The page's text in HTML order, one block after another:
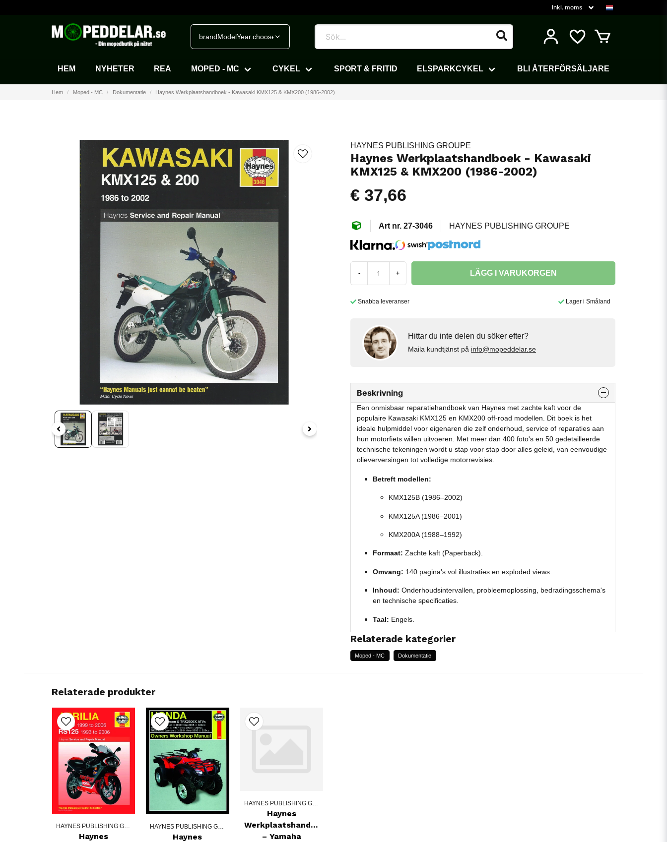
brandModelYear.chooseVehicle
HEM NYHETER REA MOPED - MC CYKEL SPORT & FRITID ELSPARKCYKEL BLI ÅTERFÖRSÄLJARE
Hem Moped - MC Dokumentatie Haynes Werkplaatshandboek - Kawasaki KMX125 & KMX200 (1986-2002)
HAYNES PUBLISHING GROUPE
Haynes Werkplaatshandboek - Kawasaki
KMX125 & KMX200 (1986-2002)
€ 37,66
27-3046 HAYNES PUBLISHING GROUPE
- + LÄGG I VARUKORGEN
Snabba leveranser Lager i Småland
Hittar du inte delen du söker efter?
Maila kundtjänst på info@mopeddelar.se
Beskrivning
Een onmisbaar reparatiehandboek van Haynes met zachte kaft voor de
populaire Kawasaki KMX125 en KMX200 off-road modellen. Dit boek is het
ideale hulpmiddel voor eigenaren die zelf onderhoud, service of reparaties aan
hun motorfiets willen uitvoeren. Met meer dan 400 foto's en 50 gedetailleerde
technische tekeningen wordt u stap voor stap door alles geleid, van eenvoudige
olieverversingen tot volledige motorrevisies.
Betreft modellen:
KMX125B (1986–2002)
KMX125A (1986–2001)
KMX200A (1988–1992)
Formaat: Zachte kaft (Paperback).
Omvang: 140 pagina's vol illustraties en exploded views.
Inhoud: Onderhoudsintervallen, probleemoplossing, bedradingsschema's
en technische specificaties.
Taal: Engels.
Relaterade kategorier
Moped - MC Dokumentatie
Relaterade produkter
HAYNES PUBLISHING GROUPE
Haynes
HAYNES PUBLISHING GROUPE
Haynes
HAYNES PUBLISHING GROUPE
Haynes
Werkplaatshandboek
– Yamaha